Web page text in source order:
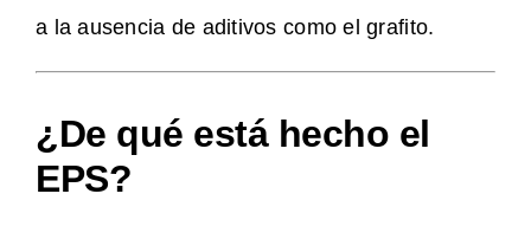
a la ausencia de aditivos como el grafito.
¿De qué está hecho el
EPS?